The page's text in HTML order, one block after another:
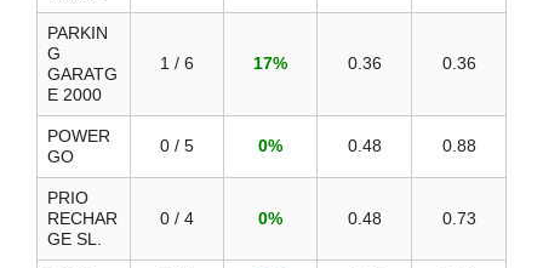
PARKIN
G
GARATG
E 2000
1 / 6 17% 0.36 0.36
POWER
GO
0 / 5 0% 0.48 0.88
PRIO
RECHAR
GE SL.
0 / 4 0% 0.48 0.73